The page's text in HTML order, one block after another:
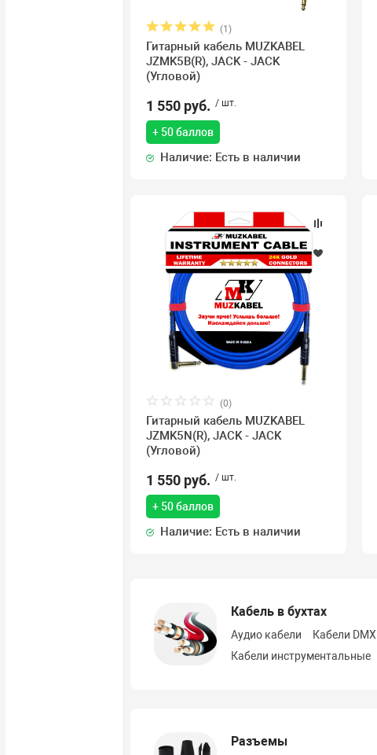
(1)
Гитарный кабель MUZKABEL
JZMK5B(R), JACK - JACK
(Угловой)
1 550 руб. / шт.
+ 50 баллов
Наличие: Есть в наличии
(0)
Гитарный кабель MUZKABEL
JZMK5N(R), JACK - JACK
(Угловой)
1 550 руб. / шт.
+ 50 баллов
Наличие: Есть в наличии
Кабель в бухтах
Аудио кабели Кабели DMX
Кабели инструментальные
Разъемы